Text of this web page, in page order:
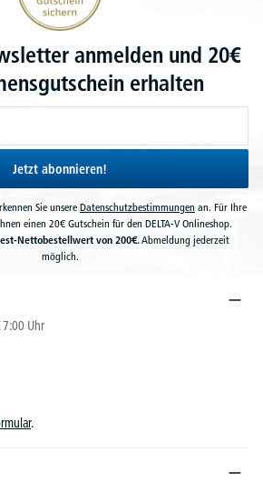
anmelden und 20€
erhalten
Jetzt abonnieren!
Sie unsereDatenschutzbestimmungen an. Für Ihre
einen 20€ Gutschein für den DELTA-V Onlineshop.
Nettobestellwert von 200€.Abmeldung jederzeit
möglich.
Uhr
.